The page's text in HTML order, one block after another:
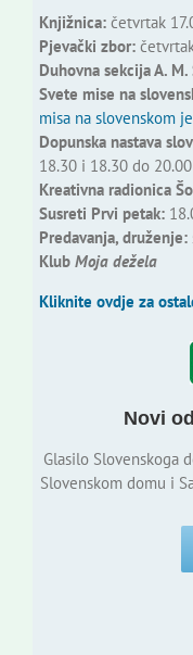
Knjižnica:četvrtak
Pjevački zbor:
Duhovna sekcija A. M.
Svete mise na
misa na slovenskom
Dopunska nastava
18.30 i 18.30 do 20.00
Kreativna radionica
Susreti Prvi petak:
Predavanja, druženje:
Klub Moja dežela
Kliknite ovdje za
Novi
Glasilo Slovenskoga
Slovenskom domu i